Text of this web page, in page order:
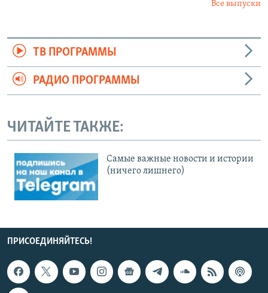
Все выпуски
ТВ ПРОГРАММЫ
РАДИО ПРОГРАММЫ
ЧИТАЙТЕ ТАКЖЕ:
Cамые важные новости и истории
(ничего лишнего)
ПРИСОЕДИНЯЙТЕСЬ!